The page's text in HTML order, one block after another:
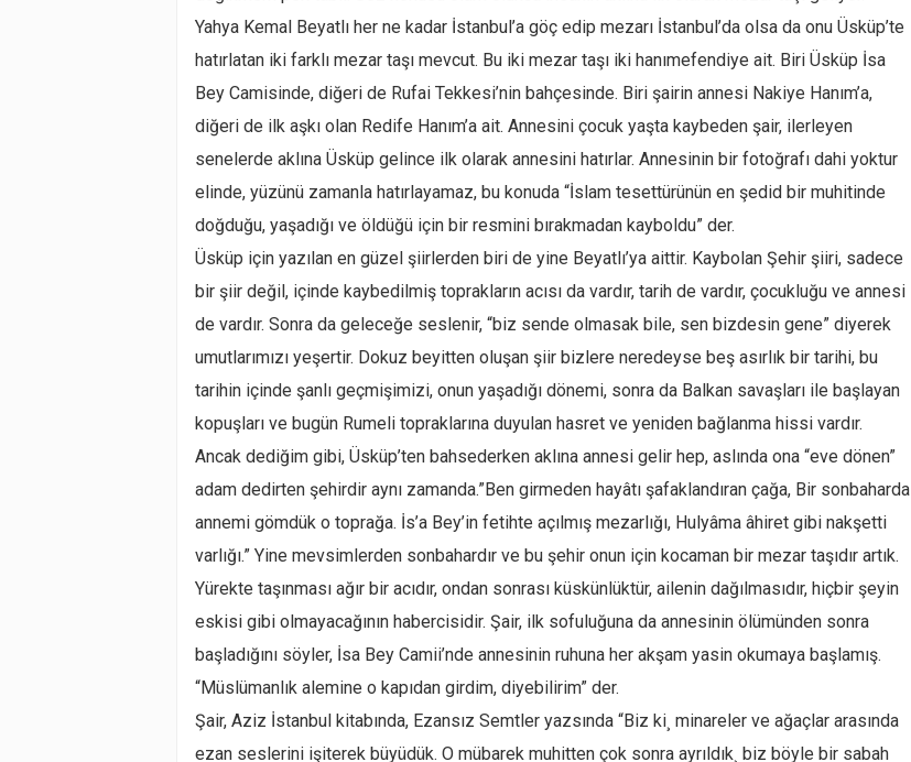
Yahya Kemal Beyatlı her ne kadar İstanbul’a göç edip mezarı İstanbul’da olsa da onu Üsküp’te
hatırlatan iki farklı mezar taşı mevcut. Bu iki mezar taşı iki hanımefendiye ait. Biri Üsküp İsa
Bey Camisinde, diğeri de Rufai Tekkesi’nin bahçesinde. Biri şairin annesi Nakiye Hanım’a,
diğeri de ilk aşkı olan Redife Hanım’a ait. Annesini çocuk yaşta kaybeden şair, ilerleyen
senelerde aklına Üsküp gelince ilk olarak annesini hatırlar. Annesinin bir fotoğrafı dahi yoktur
elinde, yüzünü zamanla hatırlayamaz, bu konuda “İslam tesettürünün en şedid bir muhitinde
doğduğu, yaşadığı ve öldüğü için bir resmini bırakmadan kayboldu” der.
Üsküp için yazılan en güzel şiirlerden biri de yine Beyatlı’ya aittir. Kaybolan Şehir şiiri, sadece
bir şiir değil, içinde kaybedilmiş toprakların acısı da vardır, tarih de vardır, çocukluğu ve annesi
de vardır. Sonra da geleceğe seslenir, “biz sende olmasak bile, sen bizdesin gene” diyerek
umutlarımızı yeşertir. Dokuz beyitten oluşan şiir bizlere neredeyse beş asırlık bir tarihi, bu
tarihin içinde şanlı geçmişimizi, onun yaşadığı dönemi, sonra da Balkan savaşları ile başlayan
kopuşları ve bugün Rumeli topraklarına duyulan hasret ve yeniden bağlanma hissi vardır.
Ancak dediğim gibi, Üsküp’ten bahsederken aklına annesi gelir hep, aslında ona “eve dönen”
adam dedirten şehirdir aynı zamanda.”Ben girmeden hayâtı şafaklandıran çağa, Bir sonbaharda
annemi gömdük o toprağa. İs’a Bey’in fetihte açılmış mezarlığı, Hulyâma âhiret gibi nakşetti
varlığı.” Yine mevsimlerden sonbahardır ve bu şehir onun için kocaman bir mezar taşıdır artık.
Yürekte taşınması ağır bir acıdır, ondan sonrası küskünlüktür, ailenin dağılmasıdır, hiçbir şeyin
eskisi gibi olmayacağının habercisidir. Şair, ilk sofuluğuna da annesinin ölümünden sonra
başladığını söyler, İsa Bey Camii’nde annesinin ruhuna her akşam yasin okumaya başlamış.
“Müslümanlık alemine o kapıdan girdim, diyebilirim” der.
Şair, Aziz İstanbul kitabında, Ezansız Semtler yazsında “Biz ki¸ minareler ve ağaçlar arasında
ezan seslerini işiterek büyüdük. O mübarek muhitten çok sonra ayrıldık¸ biz böyle bir sabah